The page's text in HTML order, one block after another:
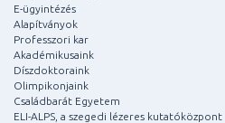
E-ügyintézés
Alapítványok
Professzori kar
Akadémikusaink
Díszdoktoraink
Olimpikonjaink
Családbarát Egyetem
ELI-ALPS, a szegedi lézeres kutatóközpont